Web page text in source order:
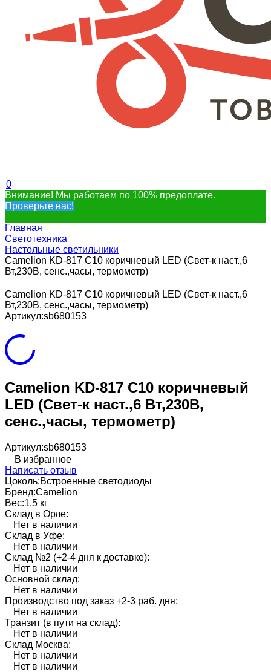
0
Внимание! Мы работаем по 100% предоплате.
Проверьте нас!
Главная
Светотехника
Настольные светильники
Camelion KD-817 C10 коричневый LED (Свет-к наст.,6
Вт,230В, сенс.,часы, термометр)
Camelion KD-817 C10 коричневый LED (Свет-к наст.,6
Вт,230В, сенс.,часы, термометр)
Артикул:sb680153
Camelion KD-817 C10 коричневый
LED (Свет-к наст.,6 Вт,230В,
сенс.,часы, термометр)
Артикул:sb680153
В избранное
Написать отзыв
Цоколь:Встроенные светодиоды
Бренд:Camelion
Вес:1.5 кг
Склад в Орле:
Нет в наличии
Склад в Уфе:
Нет в наличии
Склад №2 (+2-4 дня к доставке):
Нет в наличии
Основной склад:
Нет в наличии
Производство под заказ +2-3 раб. дня:
Нет в наличии
Транзит (в пути на склад):
Нет в наличии
Склад Москва:
Нет в наличии
Нет в наличии